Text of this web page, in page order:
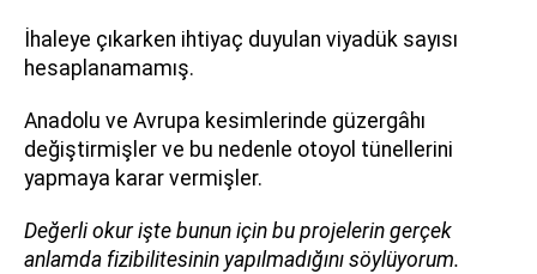
İhaleye çıkarken ihtiyaç duyulan viyadük sayısı
hesaplanamamış.
Anadolu ve Avrupa kesimlerinde güzergâhı
değiştirmişler ve bu nedenle otoyol tünellerini
yapmaya karar vermişler.
Değerli okur işte bunun için bu projelerin gerçek
anlamda fizibilitesinin yapılmadığını söylüyorum.